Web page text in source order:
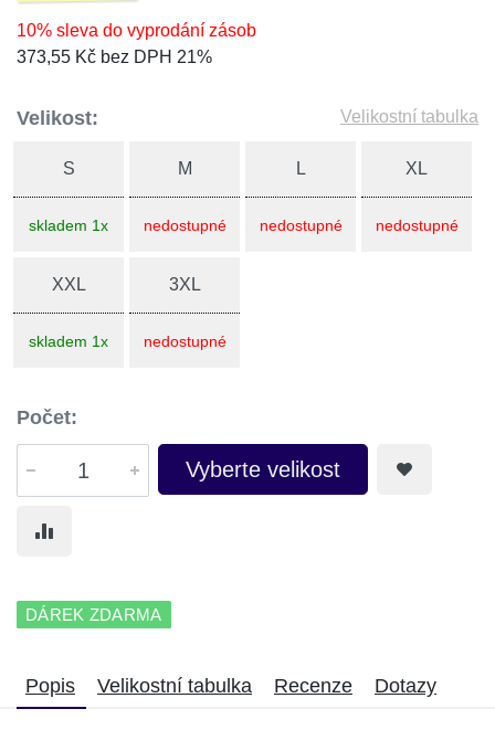
10% sleva do vyprodání zásob
373,55 Kč bez DPH 21%
Velikost: Velikostní tabulka
S
skladem 1x
M
nedostupné
L
nedostupné
XL
nedostupné
XXL
skladem 1x
3XL
nedostupné
Počet:
Vyberte velikost
DÁREK ZDARMA
Popis Velikostní tabulka Recenze Dotazy